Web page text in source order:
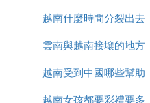
照，在入境、出境或過
待遇。這種免簽停留期
習、定居、新聞報道等
活動，那麼持照人應當
越南什麼時間分裂出去
的
雲南與越南接壤的地方
有哪些
越南受到中國哪些幫助
越南女孩都要彩禮要多